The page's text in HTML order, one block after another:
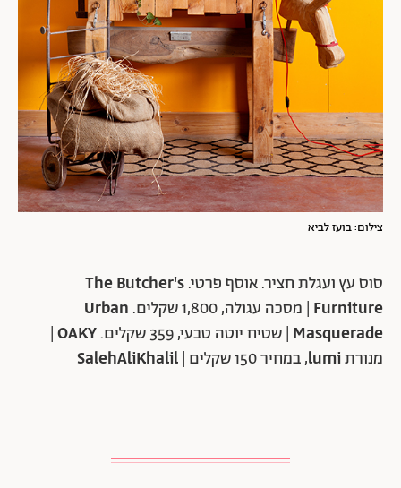
צילום: בועז לביא
סוס עץ ועגלת חציר. אוסף פרטי.The Butcher's
Furniture | מסכה עגולה, 1,800 שקלים.
Urban
Masquerade | שטיח יוטה טבעי, 359 שקלים. OAKY
מנורתlumi, במחיר 150 שקלים | SalehAliKhalil